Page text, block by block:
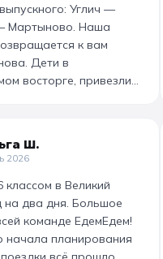
Углич —
Мартыново. Наша
к вам
Дети в
восторге, привезли
себя, настолько
и насыщенно было.
благодарность
Вы лучшие: от
маршрута, питания,
тайминга, до
экскурсовода и
Ш.
2026
классом в Великий
на два дня. Большое
команде ЕдемЕдем!
начала планирования